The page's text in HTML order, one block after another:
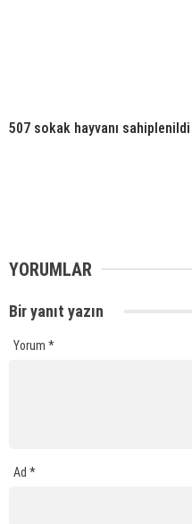
507 sokak hayvanı sahiplenildi
YORUMLAR
Bir yanıt yazın
Yorum *
Ad *